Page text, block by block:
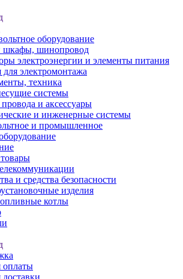
оборудование
шинопровод
электроэнергии и элементы питания
для электромонтажа
техника
системы
и аксессуары
и инженерные системы
и промышленное
и средства безопасности
изделия
котлы
оплаты